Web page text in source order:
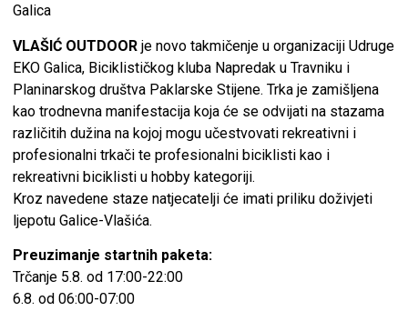
Galica
VLAŠIĆ OUTDOOR je novo takmičenje u organizaciji Udruge
EKO Galica, Biciklističkog kluba Napredak u Travniku i
Planinarskog društva Paklarske Stijene. Trka je zamišljena
kao trodnevna manifestacija koja će se odvijati na stazama
različitih dužina na kojoj mogu učestvovati rekreativni i
profesionalni trkači te profesionalni biciklisti kao i
rekreativni biciklisti u hobby kategoriji.
Kroz navedene staze natjecatelji će imati priliku doživjeti
ljepotu Galice-Vlašića.
Preuzimanje startnih paketa:
Trčanje 5.8. od 17:00-22:00
6.8. od 06:00-07:00